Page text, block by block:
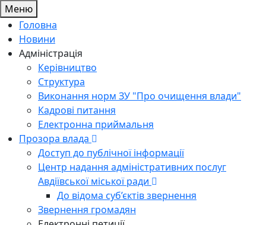
Меню
Головна
Новини
Адміністрація
Керівництво
Структура
Виконання норм ЗУ "Про очищення влади"
Кадрові питання
Електронна приймальня
Прозора влада
Доступ до публічної інформації
Центр надання адміністративних послуг
Авдіївської міської ради
До відома суб’єктів звернення
Звернення громадян